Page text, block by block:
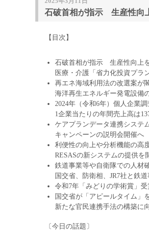
石破首相が指示 生産性向
【目次】
石破首相が指示 生産性向上
医療・介護「省力化投資プラ
再エネ海域利用法の改選案が
海洋再生エネルギー発電設備
2024年（令和6年）個人企業
1企業当たりの年間売上高は
ケアプランデータ連携シス
キャンペーンの説明会開催へ
利便性の向上や分析機能の高
RESASの新システムの提供を
鉄道事業等や自衛隊での人材
国交省、防衛相、JR7社と鉄
令和7年「みどりの学術賞」
国交省が「アピールタイム」
新たな官民連携手法の構築に
〔今日の話題〕